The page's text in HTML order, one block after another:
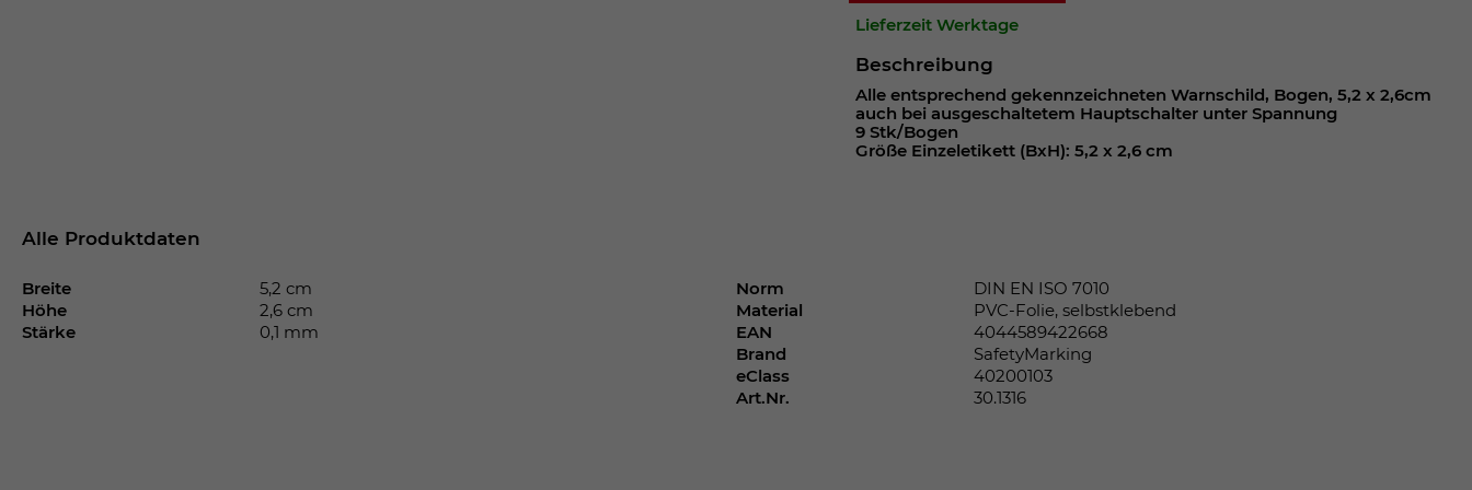
Lieferzeit Werktage
Beschreibung
Alle entsprechend gekennzeichneten Warnschild, Bogen, 5,2 x 2,6cm
auch bei ausgeschaltetem Hauptschalter unter Spannung
9 Stk/Bogen
Größe Einzeletikett (BxH): 5,2 x 2,6 cm
Alle Produktdaten
Breite
5,2 cm
Höhe
2,6 cm
Stärke
0,1 mm
Norm
DIN EN ISO 7010
Material
PVC-Folie, selbstklebend
EAN
4044589422668
Brand
SafetyMarking
eClass
40200103
Art.Nr.
30.1316
SgCookieOptin.lastPreferences